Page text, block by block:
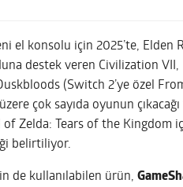
el konsolu için 2025’te, Elden
destek veren Civilization VII,
(Switch 2’ye özel
çok sayıda oyunun çıkacağı
Zelda: Tears of the Kingdom
belirtiliyor.
de kullanılabilen ürün,